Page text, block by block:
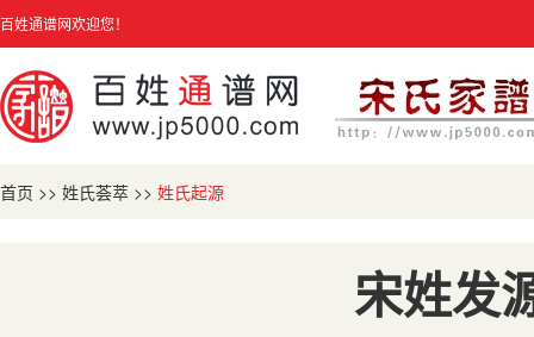
百姓通谱网欢迎您！
首页 >> 姓氏荟萃 >> 姓氏起源
宋姓发